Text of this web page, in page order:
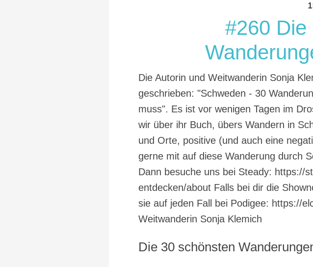
#260 Die
Die Autorin und Weitwanderin Sonja
geschrieben: "Schweden - 30
muss". Es ist vor wenigen Tagen im
wir über ihr Buch, übers Wandern in
und Orte, positive (und auch eine
gerne mit auf diese Wanderung durch
Dann besuche uns bei Steady: https://
entdecken/about Falls bei dir die
sie auf jeden Fall bei Podigee: https://
Weitwanderin Sonja Klemich
Die 30 schönsten